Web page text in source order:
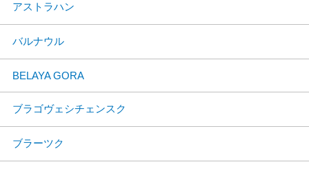
アストラハン
バルナウル
BELAYA GORA
ブラゴヴェシチェンスク
ブラーツク